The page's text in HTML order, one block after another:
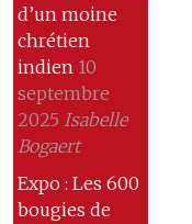
d’un moine
chrétien
indien 10
septembre
2025 Isabelle
Bogaert
Expo : Les 600
bougies de